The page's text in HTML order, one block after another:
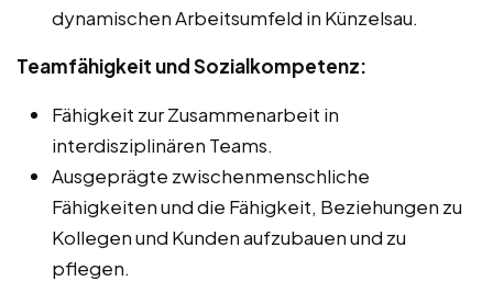
dynamischen Arbeitsumfeld in Künzelsau.
Teamfähigkeit und Sozialkompetenz:
Fähigkeit zur Zusammenarbeit in
interdisziplinären Teams.
Ausgeprägte zwischenmenschliche
Fähigkeiten und die Fähigkeit, Beziehungen zu
Kollegen und Kunden aufzubauen und zu
pflegen.